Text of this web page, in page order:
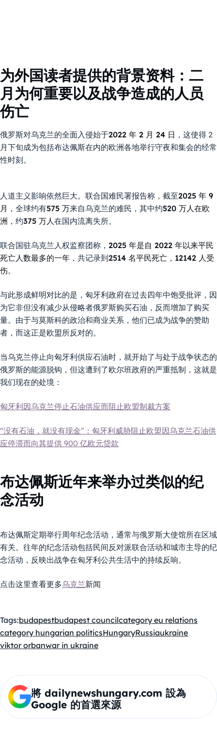
为外国读者提供的背景资料：二
月为何重要以及战争造成的人员
伤亡
俄罗斯对乌克兰的全面入侵始于2022 年 2 月 24 日 ，这使得 2
月下旬成为包括布达佩斯在内的欧洲各地举行守夜和集会的经常
性时刻。
人道主义影响依然巨大。联合国难民署报告称，截至2025 年 9
月 ，全球约有575 万来自乌克兰的难民，其中约520 万人在欧
洲 ，约375 万人 在国内流离失所。
联合国驻乌克兰人权监察团称， 2025 年是自 2022 年以来平民
死亡人数最多的一年 ，共记录到2514 名平民死亡 ， 12142 人受
伤。
与此形成鲜明对比的是，匈牙利政府在过去四年中饱受批评，因
为它非但没有减少从侵略者俄罗斯购买石油，反而增加了购买
量。由于与莫斯科的政治和商业关系，他们已成为战争的赞助
者，而这正是欧盟所反对的。
当乌克兰停止向匈牙利供应石油时，就开始了与处于战争状态的
俄罗斯的能源脱钩，但这遭到了欧尔班政府的严重抵制，这就是
我们现在的处境：
匈牙利因乌克兰停止石油供应而阻止欧盟制裁方案
“没有石油，就没有现金”：匈牙利威胁阻止欧盟因乌克兰石油供
应停滞而向其提供 900 亿欧元贷款
布达佩斯近年来举办过类似的纪
念活动
布达佩斯定期举行周年纪念活动，通常与俄罗斯大使馆所在区域
有关。往年的纪念活动包括民间反对派联合活动和城市主导的纪
念活动，反映出战争在匈牙利公共生活中的持续反响。
点击这里查看更多乌克兰新闻
Tags:budapestbudapest councilcategory eu relations
category hungarian politicsHungaryRussiaukraine
viktor orbanwar in ukraine
將 dailynewshungary.com 設為
Google 的首選來源